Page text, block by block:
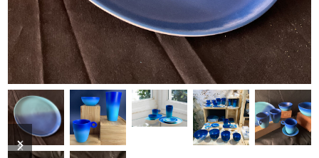
previous
slide
next
slide